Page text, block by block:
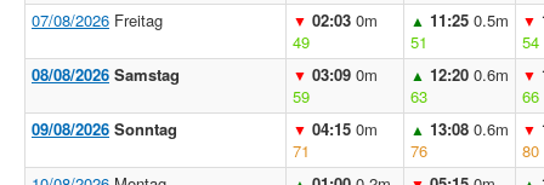
07/08/2026 Freitag ▼ 02:03 0m
49
▲ 11:25 0.5m
51
▼
54
08/08/2026 Samstag ▼ 03:09 0m
59
▲ 12:20 0.6m
63
▼
66
09/08/2026 Sonntag ▼ 04:15 0m
71
▲ 13:08 0.6m
76
▼
80